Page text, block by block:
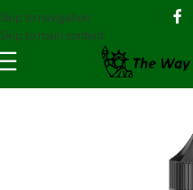
Skip to navigation
Skip to main content